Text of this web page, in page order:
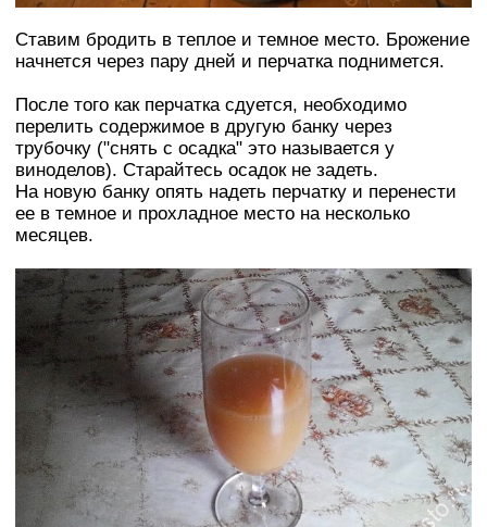
Ставим бродить в теплое и темное место. Брожение
начнется через пару дней и перчатка поднимется.
После того как перчатка сдуется, необходимо
перелить содержимое в другую банку через
трубочку ("снять с осадка" это называется у
виноделов). Старайтесь осадок не задеть.
На новую банку опять надеть перчатку и перенести
ее в темное и прохладное место на несколько
месяцев.